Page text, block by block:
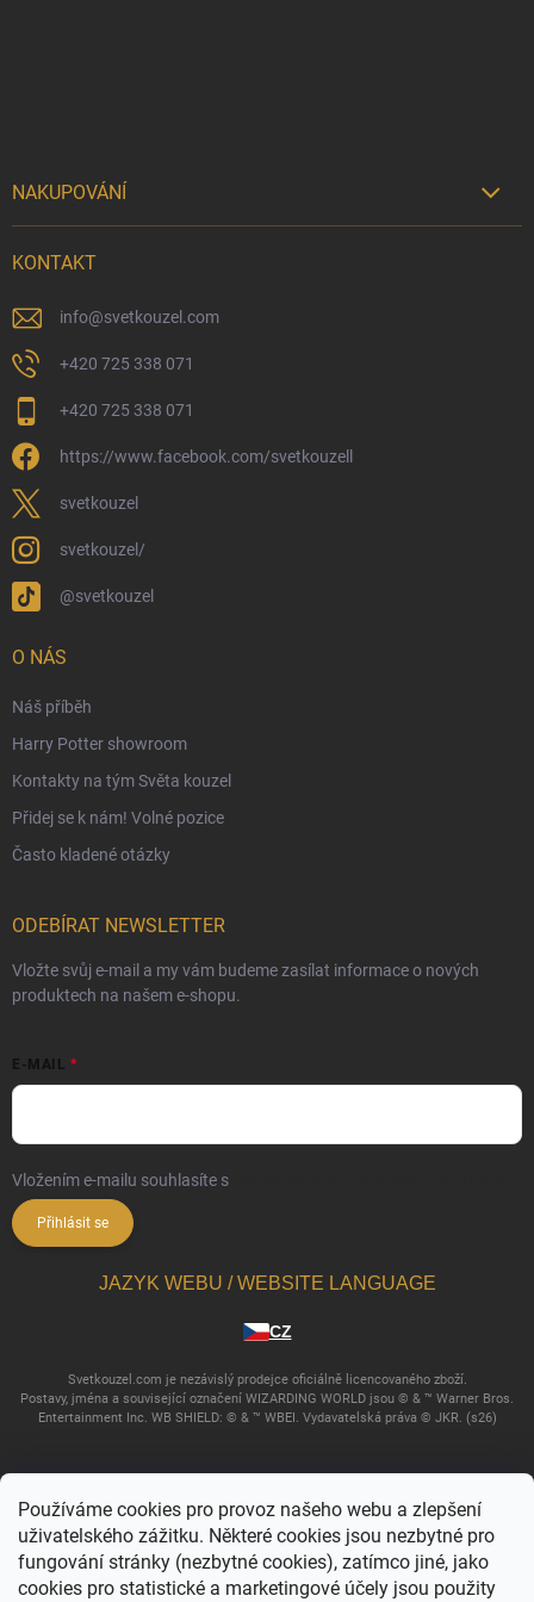
Používáme cookies pro provoz našeho webu a zlepšení
uživatelského zážitku. Některé cookies jsou nezbytné pro
fungování stránky (nezbytné cookies), zatímco jiné, jako
cookies pro statistické a marketingové účely jsou použity
NAKUPOVÁNÍ 
Kamenný obchod
Dárkový rádce 🎁
Reklamace a vrácení zboží
Věrnostní program
Velkoobchod
Ekologické balení objednávek
Podmínky ochrany osobních údajů
Ochranné známky a autorská práva
KONTAKT
info@svetkouzel.com
+420 725 338 071
+420 725 338 071
https://www.facebook.com/svetkouzell
svetkouzel
svetkouzel/
@svetkouzel
O NÁS
Náš příběh
Harry Potter showroom
Kontakty na tým Světa kouzel
Přidej se k nám! Volné pozice
Často kladené otázky
ODEBÍRAT NEWSLETTER
Vložte svůj e-mail a my vám budeme zasílat informace o nových
produktech na našem e-shopu.
E-MAIL
Vložením e-mailu souhlasíte s
Přihlásit se
JAZYK WEBU / WEBSITE LANGUAGE
CZ
Svetkouzel.com je nezávislý prodejce oficiálně licencovaného zboží.
Postavy, jména a související označení WIZARDING WORLD jsou © & ™ Warner Bros.
Entertainment Inc. WB SHIELD: © & ™ WBEI. Vydavatelská práva © JKR. (s26)